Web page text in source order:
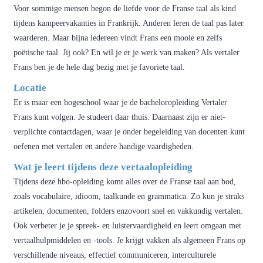
Voor sommige mensen begon de liefde voor de Franse taal als kind
tijdens kampeervakanties in Frankrijk. Anderen leren de taal pas later
waarderen. Maar bijna iedereen vindt Frans een mooie en zelfs
poëtische taal. Jij ook? En wil je er je werk van maken? Als vertaler
Frans ben je de hele dag bezig met je favoriete taal.
Locatie
Er is maar een hogeschool waar je de bacheloropleiding Vertaler
Frans kunt volgen. Je studeert daar thuis. Daarnaast zijn er niet-
verplichte contactdagen, waar je onder begeleiding van docenten kunt
oefenen met vertalen en andere handige vaardigheden.
Wat je leert tijdens deze vertaalopleiding
Tijdens deze hbo-opleiding komt alles over de Franse taal aan bod,
zoals vocabulaire, idioom, taalkunde en grammatica. Zo kun je straks
artikelen, documenten, folders enzovoort snel en vakkundig vertalen.
Ook verbeter je je spreek- en luistervaardigheid en leert omgaan met
vertaalhulpmiddelen en -tools. Je krijgt vakken als algemeen Frans op
verschillende niveaus, effectief communiceren, interculturele